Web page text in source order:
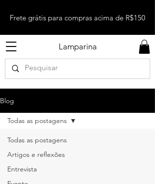
Lamparina
Frete grátis para compras acima de R$150
Blog
Todas as postagens
Artigos e reflexões
Entrevista
Todas as postagens